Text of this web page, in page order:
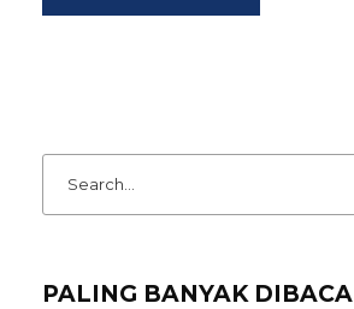
PALING BANYAK DIBACA